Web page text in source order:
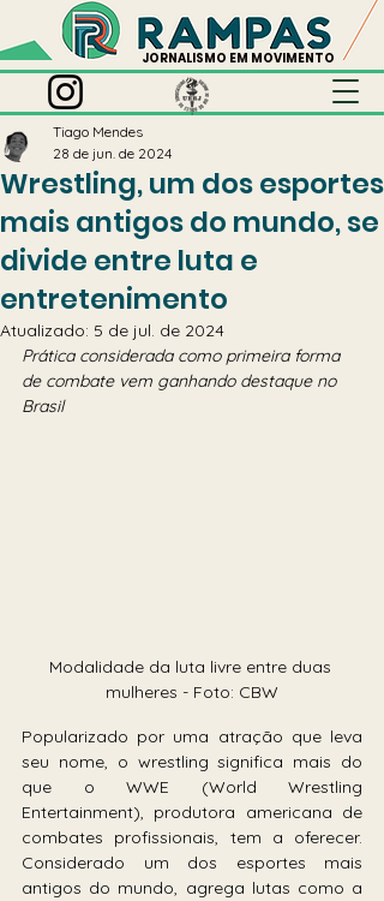
JORNALISMO EM MOVIMENTO
Wrestling, um dos esportes
mais antigos do mundo, se
divide entre luta e
entretenimento
Tiago Mendes
28 de jun. de 2024
Atualizado: 5 de jul. de 2024
Prática considerada como primeira forma
de combate vem ganhando destaque no
Brasil
Modalidade da luta livre entre duas
mulheres - Foto: CBW
Popularizado por uma atração que leva
seu nome, o wrestling significa mais do
que o WWE (World Wrestling
Entertainment), produtora americana de
combates profissionais, tem a oferecer.
Considerado um dos esportes mais
antigos do mundo, agrega lutas como a